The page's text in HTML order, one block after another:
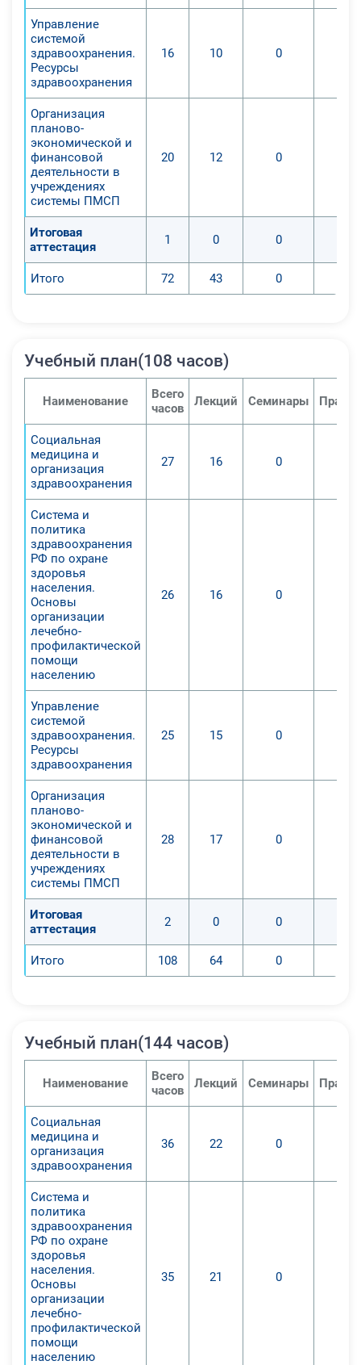
Управление
системой
здравоохранения.
Ресурсы
здравоохранения
16 10 0
Организация
планово-
экономической и
финансовой
деятельности в
учреждениях
системы ПМСП
20 12 0
Итоговая
аттестация
1 0 0
Итого 72 43 0
Учебный план(108 часов)
Наименование
Всего
часов
Лекций Семинары
Социальная
медицина и
организация
здравоохранения
27 16 0
Система и
политика
здравоохранения
РФ по охране
здоровья
населения.
Основы
организации
лечебно-
профилактической
помощи
населению
26 16 0
Управление
системой
здравоохранения.
Ресурсы
здравоохранения
25 15 0
Организация
планово-
экономической и
финансовой
деятельности в
учреждениях
системы ПМСП
28 17 0
Итоговая
аттестация
2 0 0
Итого 108 64 0
Учебный план(144 часов)
Наименование
Всего
часов
Лекций Семинары
Социальная
медицина и
организация
здравоохранения
36 22 0
Система и
политика
здравоохранения
РФ по охране
здоровья
населения.
Основы
организации
лечебно-
профилактической
помощи
населению
35 21 0